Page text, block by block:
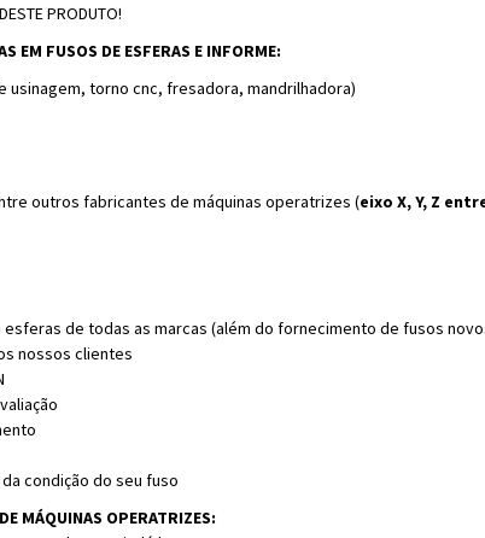
PRODUTO!
EM FUSOS DE ESFERAS E INFORME:
usinagem, torno cnc, fresadora, mandrilhadora)
outros fabricantes de máquinas operatrizes (eixo X, Y, Z
de todas as marcas (além do fornecimento de fusos
nossos clientes
condição do seu fuso
MÁQUINAS OPERATRIZES: